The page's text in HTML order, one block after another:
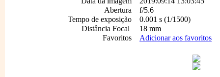
Abertura
f/5.6
Tempo de exposição
0.001 s (1/1500)
Distância Focal
18 mm
Favoritos
Adicionar aos favoritos